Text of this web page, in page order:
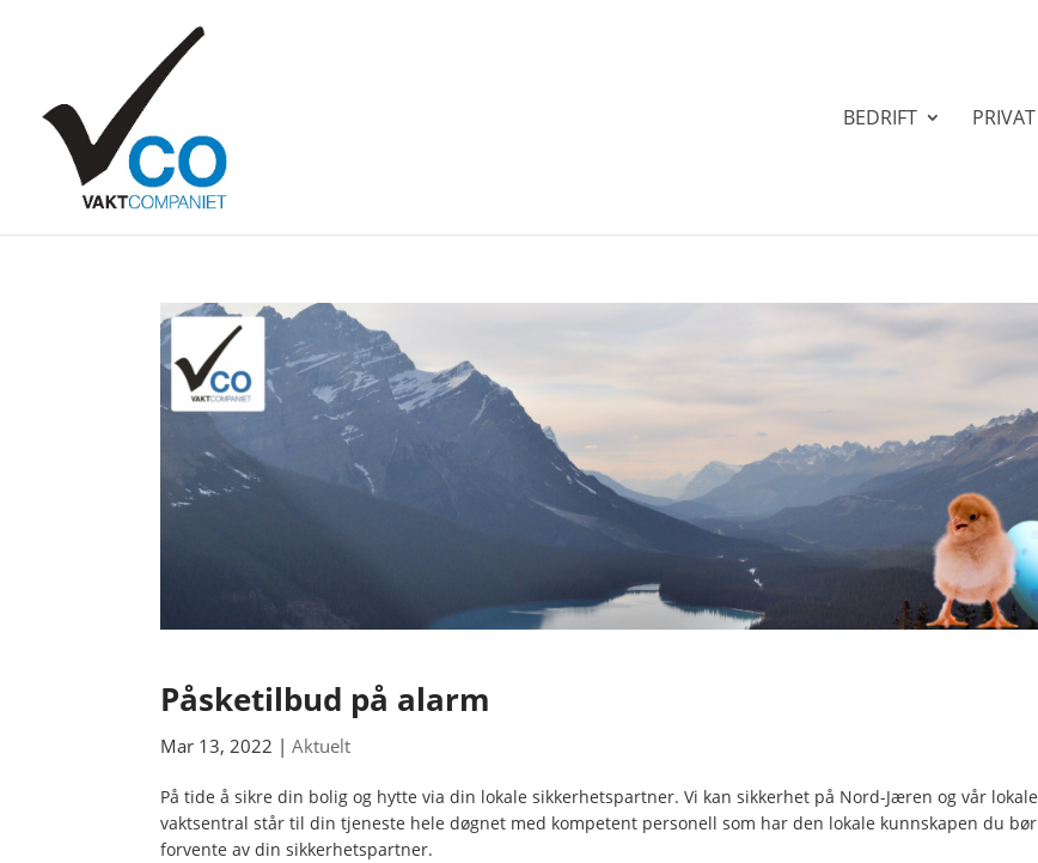
BEDRIFT PRIVAT
Påsketilbud på alarm
Mar 13, 2022 |Aktuelt
På tide å sikre din bolig og hytte via din lokale sikkerhetspartner. Vi kan sikkerhet på Nord-Jæren og vår lokale
vaktsentral står til din tjeneste hele døgnet med kompetent personell som har den lokale kunnskapen du bør
forvente av din sikkerhetspartner.